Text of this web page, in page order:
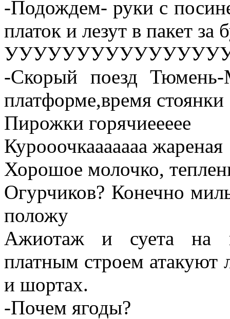
-Подождем- руки с
платок и лезут в пакет за
-Скорый поезд Тюмень-
платформе,время
Пирожки горячиеееее
Курооочкааааааа жареная
Хорошое молочко,
Огурчиков? Конечно
положу
Ажиотаж и суета на
платным строем атакуют
и шортах.
-Почем ягоды?